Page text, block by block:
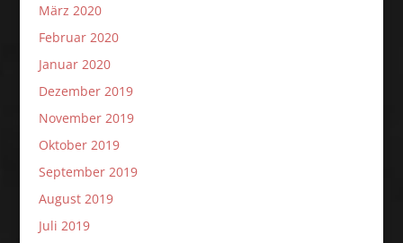
März 2020
Februar 2020
Januar 2020
Dezember 2019
November 2019
Oktober 2019
September 2019
August 2019
Juli 2019